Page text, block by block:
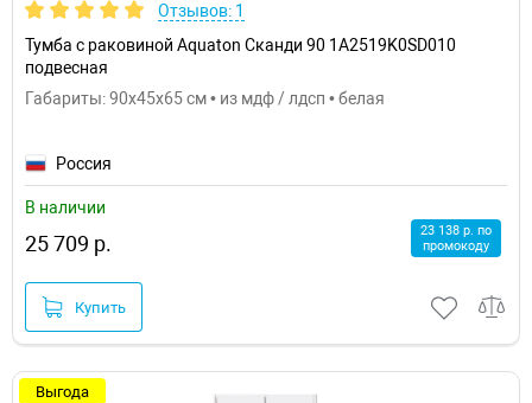
Отзывов: 1
Тумба с раковиной Aquaton Сканди 90 1A2519K0SD010
подвесная
Габариты: 90x45x65 см • из мдф / лдсп • белая
Россия
В наличии
25 709 р.
23 138 р. по
промокоду
Купить
Выгода